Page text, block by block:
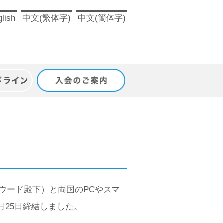
中文(繁体字) 中文(簡体字)
イン 入会のご案内
ード殿下）と両国のPCやスマ
日締結しました。